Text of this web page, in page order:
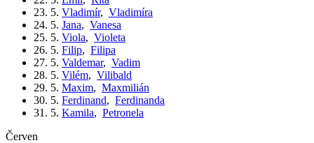
23. 5. Vladimír, Vladimíra
24. 5. Jana, Vanesa
25. 5. Viola, Violeta
26. 5. Filip, Filipa
27. 5. Valdemar, Vadim
28. 5. Vilém, Vilibald
29. 5. Maxim, Maxmilián
30. 5. Ferdinand, Ferdinanda
31. 5. Kamila, Petronela
červen